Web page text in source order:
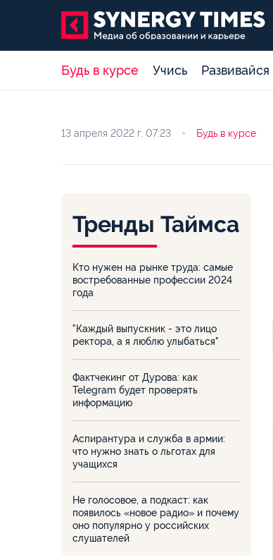
Будь в курсе Учись Развивайся
13 апреля 2022 г. 07:23 Будь в курсе
Тренды Таймса
Кто нужен на рынке труда: самые
востребованные профессии 2024
года
"Каждый выпускник - это лицо
ректора, а я люблю улыбаться"
Фактчекинг от Дурова: как
Telegram будет проверять
информацию
Аспирантура и служба в армии:
что нужно знать о льготах для
учащихся
Не голосовое, а подкаст: как
появилось «новое радио» и почему
оно популярно у российских
слушателей